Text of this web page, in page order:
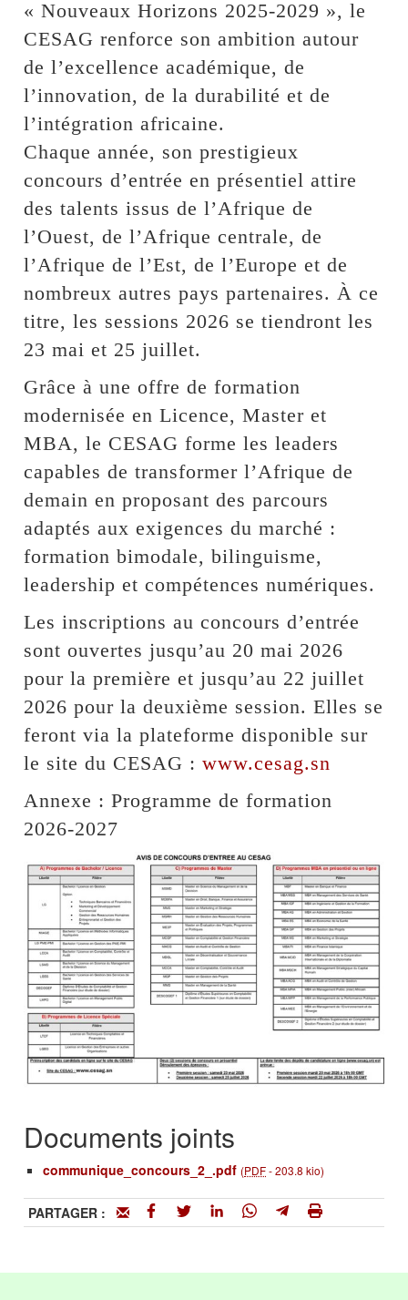
« Nouveaux Horizons 2025-2029 », le
CESAG renforce son ambition autour
de l’excellence académique, de
l’innovation, de la durabilité et de
l’intégration africaine.
Chaque année, son prestigieux
concours d’entrée en présentiel attire
des talents issus de l’Afrique de
l’Ouest, de l’Afrique centrale, de
l’Afrique de l’Est, de l’Europe et de
nombreux autres pays partenaires. À ce
titre, les sessions 2026 se tiendront les
23 mai et 25 juillet.
Grâce à une offre de formation
modernisée en Licence, Master et
MBA, le CESAG forme les leaders
capables de transformer l’Afrique de
demain en proposant des parcours
adaptés aux exigences du marché :
formation bimodale, bilinguisme,
leadership et compétences numériques.
Les inscriptions au concours d’entrée
sont ouvertes jusqu’au 20 mai 2026
pour la première et jusqu’au 22 juillet
2026 pour la deuxième session. Elles se
feront via la plateforme disponible sur
le site du CESAG :www.cesag.sn
Annexe : Programme de formation
2026-2027
Documents joints
communique_concours_2_.pdf (PDF-203.8 kio)
PARTAGER :